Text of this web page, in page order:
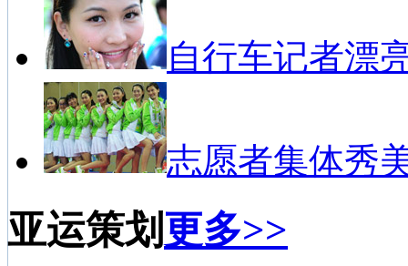
自行车记者漂
志愿者集体秀
亚运策划 更多>>